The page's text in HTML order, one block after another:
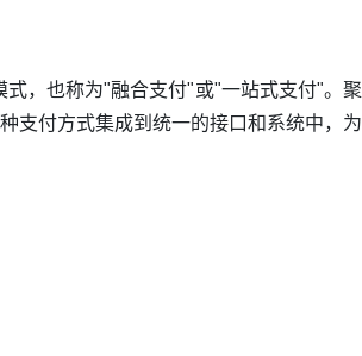
，也称为"融合支付"或"一站式支付"。聚
支付方式集成到统一的接口和系统中，为